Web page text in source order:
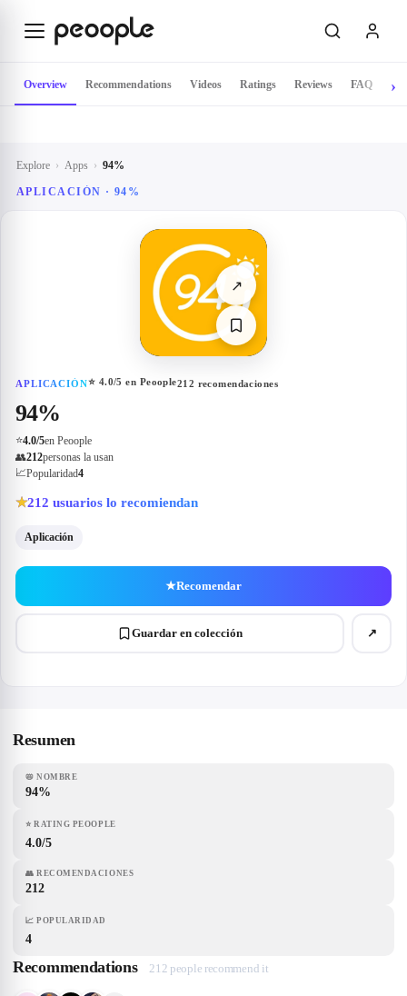
Explore › Apps › 94%
APLICACIÓN · 94%
↗
APLICACIÓN⭐ 4.0/5 en Peoople212 recomendaciones
94%
⭐4.0/5en Peoople
👥212personas la usan
📈Popularidad4
★212 usuarios lo recomiendan
Aplicación
★Recomendar
Guardar en colección ↗
Overview Recommendations Videos Ratings Reviews FAQ
Resumen
📛 NOMBRE
94%
⭐ RATING PEOOPLE
4.0/5
👥 RECOMENDACIONES
212
📈 POPULARIDAD
4
Recommendations 212 people recommend it